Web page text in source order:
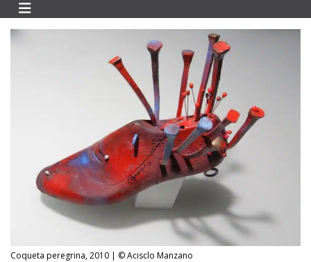
Coqueta peregrina, 2010 | © Acisclo Manzano